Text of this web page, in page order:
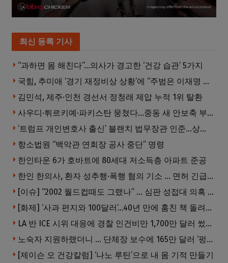
최신 등록 기사
“과하면 몸 해친다”…의사가 경고한 ‘건강 습관’ 5가지
국힘, 추미애 ‘경기 재정비상 상황’에 “주범은 이재명 전 지사”
김민석, 제주·인천 경선서 정청래 제압 누적 1위 탈환
사우디·튀르키예·파키스탄 뭉쳤다…중동 새 안보축 부상하나
‘트럼프 개인변호사 출신’ 블랜치 법무장관 인준…상원 50대49 가결
항소법원 “백악관 연회장 공사 중단” 명령
한인타운 6가 호바트에 80세대 저소득층 아파트 준공
한인 한의사, 환자 성추행·폭행 혐의 기소 … 면허 긴급정지
[이슈] “2002 월드컵때도 그랬나” … 심판 성접대 의혹 해외로 일파만파, 4강 신화까지 불똥
[화제] ‘사과 편지와 100달러’…40년 만에 훔친 책 돌려준 절도범
LA 반 ICE 시위 대응에 경찰 인건비만 1,700만 달러 썼다.
노숙자 지원하랬더니 … 단체장 보수에 165만 달러 ‘펑펑’
[제이슨 오 건강칼럼] ‘나노 루틴’으로 내 몸 기적 만들기